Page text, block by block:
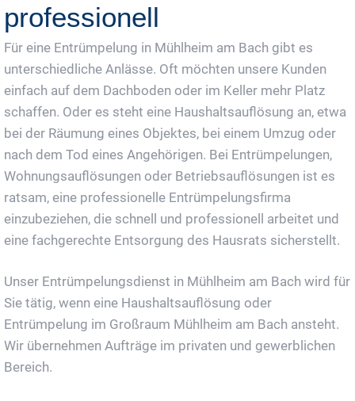
professionell
Für eine Entrümpelung in Mühlheim am Bach gibt es
unterschiedliche Anlässe. Oft möchten unsere Kunden
einfach auf dem Dachboden oder im Keller mehr Platz
schaffen. Oder es steht eine Haushaltsauflösung an, etwa
bei der Räumung eines Objektes, bei einem Umzug oder
nach dem Tod eines Angehörigen. Bei Entrümpelungen,
Wohnungsauflösungen oder Betriebsauflösungen ist es
ratsam, eine professionelle Entrümpelungsfirma
einzubeziehen, die schnell und professionell arbeitet und
eine fachgerechte Entsorgung des Hausrats sicherstellt.
Unser Entrümpelungsdienst in Mühlheim am Bach wird für
Sie tätig, wenn eine Haushaltsauflösung oder
Entrümpelung im Großraum Mühlheim am Bach ansteht.
Wir übernehmen Aufträge im privaten und gewerblichen
Bereich.